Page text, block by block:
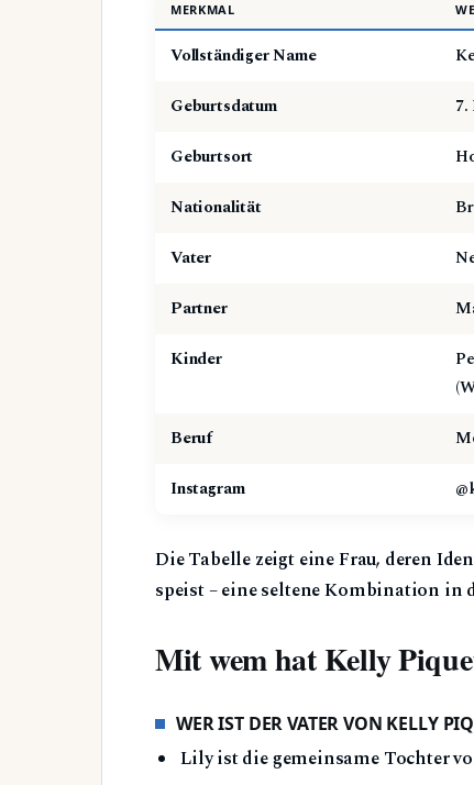
MERKMAL
Vollständiger Name
Geburtsdatum
Geburtsort
Nationalität
Vater
Partner
Kinder
Beruf
Instagram
Die Tabelle zeigt eine Frau, deren
speist – eine seltene Kombination in
Mit wem hat Kelly
WER IST DER VATER VON KELLY
Lily ist die gemeinsame Tochter